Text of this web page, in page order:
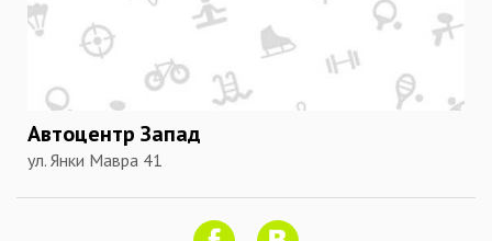
Автоцентр Запад
ул. Янки Мавра 41